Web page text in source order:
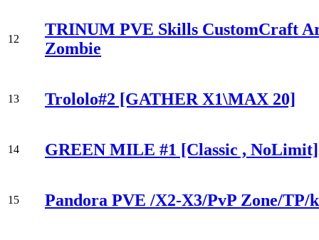
12
TRINUM PVE Skills CustomCraft
Zombie
13 Trololo#2 [GATHER X1\MAX 20]
14 GREEN MILE #1 [Classic ,
15 Pandora PVE /X2-X3/PvP Zone/TP/